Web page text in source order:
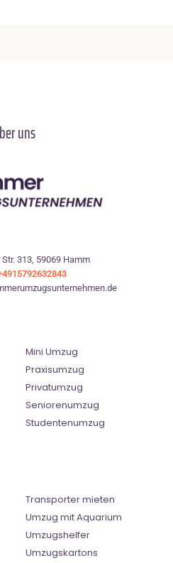
uns
313, 59069 Hamm
Mini Umzug
Praxisumzug
Privatumzug
Seniorenumzug
Studentenumzug
Transporter mieten
Umzug mit Aquarium
Umzugshelfer
Umzugskartons